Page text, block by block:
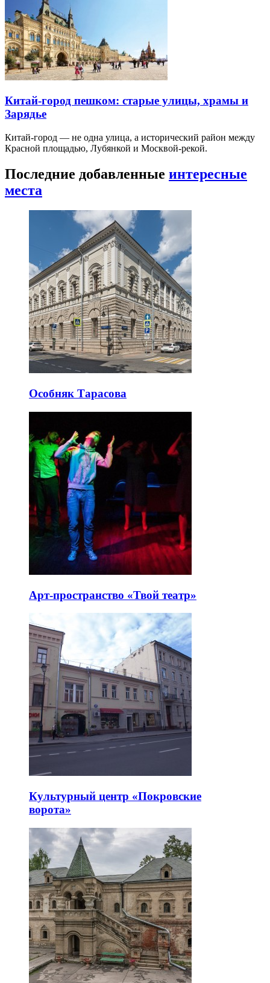
Китай-город пешком: старые улицы, храмы и
Зарядье
Китай-город — не одна улица, а исторический район между
Красной площадью, Лубянкой и Москвой-рекой.
Последние добавленные интересные
места
Особняк Тарасова
Арт-пространство «Твой театр»
Культурный центр «Покровские
ворота»